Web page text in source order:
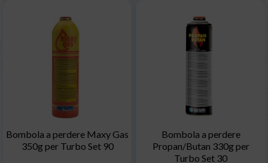
Bombola a perdere Maxy Gas
350g per Turbo Set 90
Bombola a perdere
Propan/Butan 330g per
Turbo Set 30